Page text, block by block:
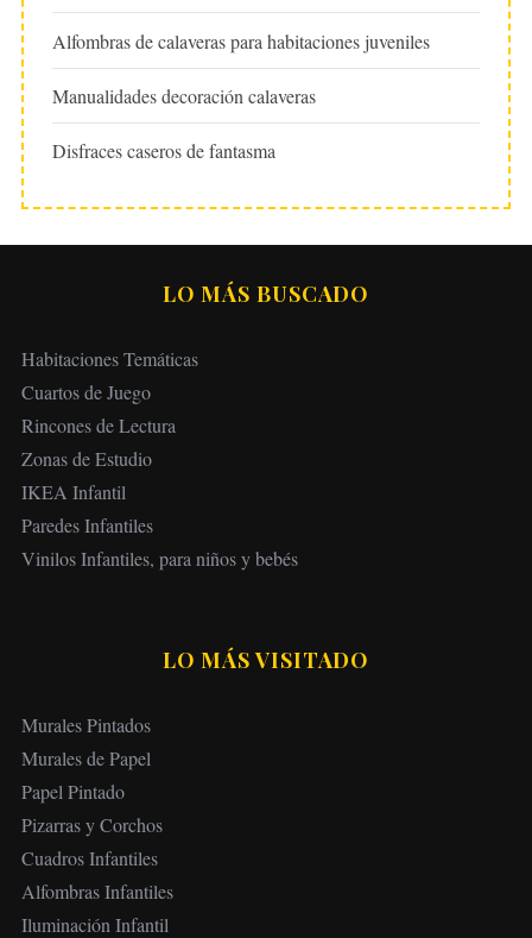
Alfombras de calaveras para habitaciones juveniles
Manualidades decoración calaveras
Disfraces caseros de fantasma
LO MÁS BUSCADO
Habitaciones Temáticas
Cuartos de Juego
Rincones de Lectura
Zonas de Estudio
IKEA Infantil
Paredes Infantiles
Vinilos Infantiles, para niños y bebés
LO MÁS VISITADO
Murales Pintados
Murales de Papel
Papel Pintado
Pizarras y Corchos
Cuadros Infantiles
Alfombras Infantiles
Iluminación Infantil